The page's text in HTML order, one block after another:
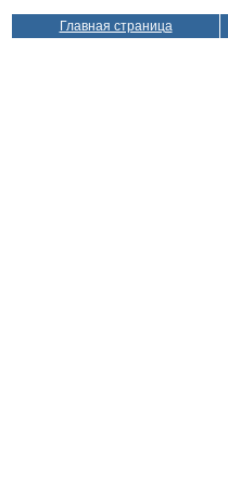
Главная страница